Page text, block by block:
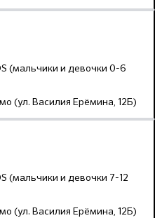
(мальчики и девочки 0-6
(ул. Василия Ерёмина, 12Б)
(мальчики и девочки 7-12
(ул. Василия Ерёмина, 12Б)